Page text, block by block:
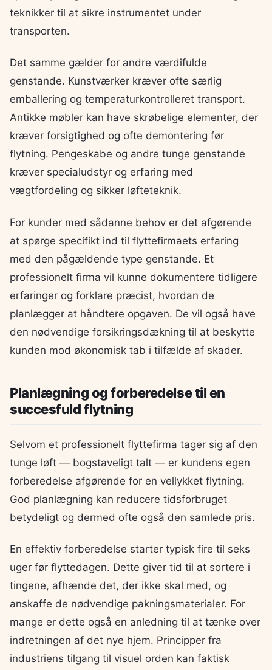
teknikker til at sikre instrumentet under
transporten.
Det samme gælder for andre værdifulde
genstande. Kunstværker kræver ofte særlig
emballering og temperaturkontrolleret transport.
Antikke møbler kan have skrøbelige elementer, der
kræver forsigtighed og ofte demontering før
flytning. Pengeskabe og andre tunge genstande
kræver specialudstyr og erfaring med
vægtfordeling og sikker løfteteknik.
For kunder med sådanne behov er det afgørende
at spørge specifikt ind til flyttefirmaets erfaring
med den pågældende type genstande. Et
professionelt firma vil kunne dokumentere tidligere
erfaringer og forklare præcist, hvordan de
planlægger at håndtere opgaven. De vil også have
den nødvendige forsikringsdækning til at beskytte
kunden mod økonomisk tab i tilfælde af skader.
Planlægning og forberedelse til en
succesfuld flytning
Selvom et professionelt flyttefirma tager sig af den
tunge løft — bogstaveligt talt — er kundens egen
forberedelse afgørende for en vellykket flytning.
God planlægning kan reducere tidsforbruget
betydeligt og dermed ofte også den samlede pris.
En effektiv forberedelse starter typisk fire til seks
uger før flyttedagen. Dette giver tid til at sortere i
tingene, afhænde det, der ikke skal med, og
anskaffe de nødvendige pakningsmaterialer. For
mange er dette også en anledning til at tænke over
indretningen af det nye hjem. Principper fra
industriens tilgang til visuel orden kan faktisk